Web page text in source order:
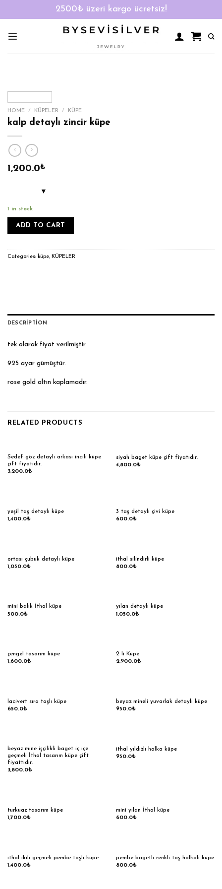
2500₺ üzeri kargo ücretsiz!
HOME / KÜPELER / KÜPE
kalp detaylı zincir küpe
1,200.0₺
1 in stock
ADD TO CART
Categories: küpe, KÜPELER
DESCRIPTION
tek olarak fiyat verilmiştir.
925 ayar gümüştür.
rose gold altın kaplamadır.
RELATED PRODUCTS
Sedef göz detaylı arkası incili küpe
çift fiyatıdır.
3,200.0₺
siyah baget küpe çift fiyatıdır.
4,800.0₺
yeşil taş detaylı küpe
1,400.0₺
3 taş detaylı çivi küpe
600.0₺
ortası çubuk detaylı küpe
1,050.0₺
ithal silindirli küpe
800.0₺
mini balık İthal küpe
500.0₺
yılan detaylı küpe
1,050.0₺
çengel tasarım küpe
1,600.0₺
2 li Küpe
2,900.0₺
lacivert sıra taşlı küpe
650.0₺
beyaz mineli yuvarlak detaylı küpe
950.0₺
beyaz mine işçilikli baget iç içe
geçmeli İthal tasarım küpe çift
fiyattıdır.
3,800.0₺
ithal yıldızlı halka küpe
950.0₺
turkuaz tasarım küpe
1,700.0₺
mini yılan İthal küpe
600.0₺
ithal ikili geçmeli pembe taşlı küpe
1,400.0₺
pembe bagetli renkli taş halkalı küpe
800.0₺